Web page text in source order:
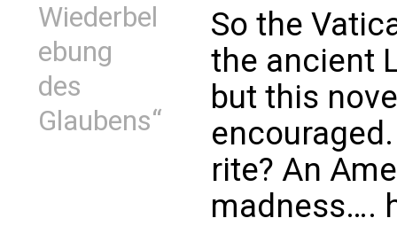
Wiederbel
ebung
des
Glaubens“
So the
the ancient
but this
rite? An
madness….